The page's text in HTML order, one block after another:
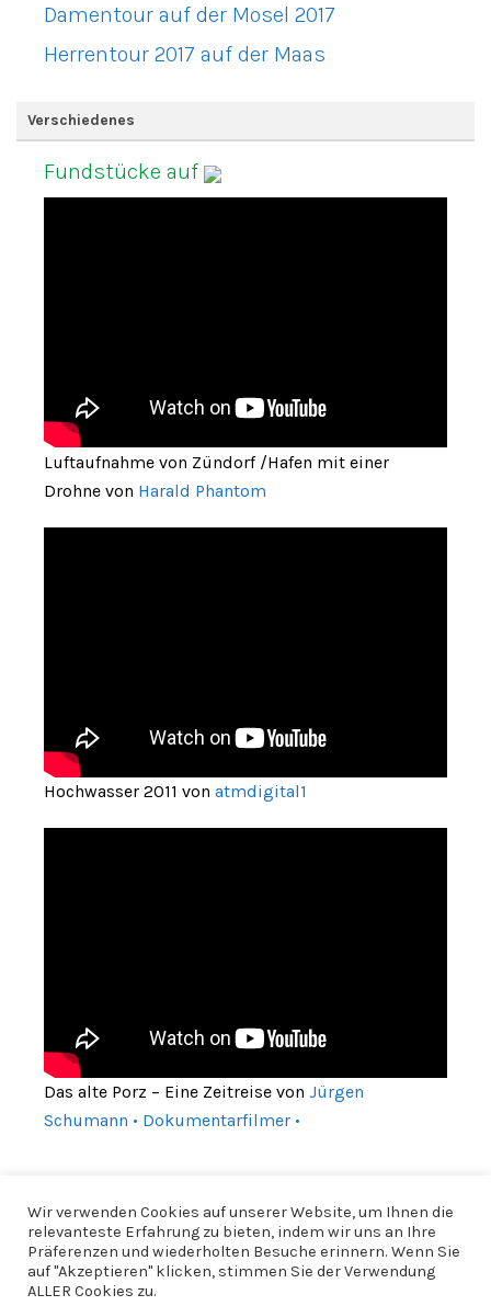
Damentour auf der Mosel 2017
Herrentour 2017 auf der Maas
Verschiedenes
Fundstücke auf
Luftaufnahme von Zündorf /Hafen mit einer
Drohne von Harald Phantom
Hochwasser 2011 von atmdigital1
Das alte Porz – Eine Zeitreise von Jürgen
Schumann • Dokumentarfilmer •
Wir verwenden Cookies auf unserer Website, um Ihnen die
relevanteste Erfahrung zu bieten, indem wir uns an Ihre
Präferenzen und wiederholten Besuche erinnern. Wenn Sie
auf "Akzeptieren" klicken, stimmen Sie der Verwendung
ALLER Cookies zu.